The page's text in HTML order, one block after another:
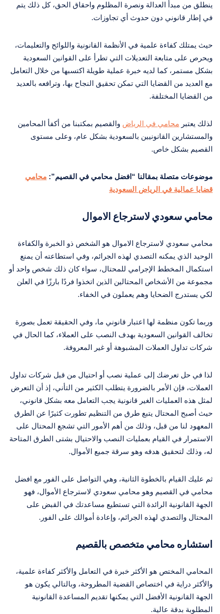
ينطلق من مبدأ العدالة ونصرة المظلوم واحقاق الحق، كل ذلك يتم
في إطار قانوني دون حدوث أي تجاوزات.
حيث يمتلك كفاءة علمية في الأنظمة القانونية واللوائح والتعليمات،
ويحرص على متابعة التعديلات التي تطرأ على القوانين السعودية
بشكل مستمر، كما لديه خبرة عملية طويلة اكتسبها من خلال التعامل
مع العديد من القضايا التي تمكن تحقيق النجاح بها، وترافعه بالعديد
من القضايا المختلفة.
لذلك يعتبر محامي في الرياض والقصيم بمكتبنا من أكفأ المحامين
والمستشارين القانونيين بالسعودية بشكل عام، وعلى مستوى
القصيم بشكل خاص.
موضوعات متصلة بمقالنا “افضل محامي في القصيم”: محامي
قضايا عمالية في الرياض السعودية
محامي سعودي لاسترجاع الاموال
محامي سعودي لاسترجاع الاموال هو الشخص ذو الخبرة والكفاءة
الوحيد الذي يمكنه التصدي لهذه الجرائم، وفي استطاعته أن يمنع
استكمال المخطط الإجرامي للمحتال، سواء كان ذلك شخص واحد أو
مجموعة من الأشخاص المحتالين الذين اتخذوا فردًا بارزًا في العلن
لكي يستدرج الضحايا وهم يعملون في الخفاء.
وربما تكون منظمة لها اعتبار قانوني ما، وفي الحقيقة تعمل بصورة
تخالف القوانين السعودية بهدف النصب على العملاء، كما الحال في
شركات تداول العملات المشبوهة أو غير المعروفة.
لذا في حل تعرضك إلى عملية نصب أو احتيال من قبل شركات تداول
العملات، فإن الأمر بالضرورة يتطلب الكثير من التأني، إذ أن التعرض
لمثل هذه العمليات الغير قانونية يجب التعامل معه بشكل قانوني،
حيث أصبح المحتال يتبع طرق من التنظيم تطورت كثيرًا عن الطرق
المعهود لنا من قبل، وذلك من أهم الأمور التي تشجع المحتال على
الاستمرار في القيام بعمليات النصب والاحتيال بشتى الطرق المتاحة
له، وذلك لتحقيق هدفه وهو سرقة جميع الأموال.
ثم عليك القيام بالخطوة الثانية، وهي التواصل على الفور مع افضل
محامي في القصيم وهو محامي سعودي لاسترجاع الأموال، فهو
الجهة القانونية الرائدة التي تستطيع مساعدتك في القبض على
المحتال والتصدي لهذه الجرائم، وإعادة أموالك على الفور.
استشاره محامي متخصص بالقصيم
المحامي المختص هو الأكثر خبرة في التعامل والأكثر كفاءة علمية،
والأكثر دراية في اختصاص القضية المطروحة، وبالتالي يكون هو
الجهة القانونية الأفضل التي يمكنها تقديم المساعدة القانونية
المطلوبة بدقة عالية.